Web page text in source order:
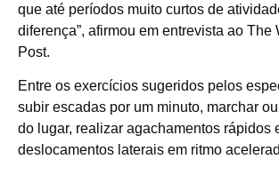
que até períodos muito curtos de
diferença”, afirmou em entrevista ao The
Post.
Entre os exercícios sugeridos pelos
subir escadas por um minuto, marchar
do lugar, realizar agachamentos rápidos
deslocamentos laterais em ritmo